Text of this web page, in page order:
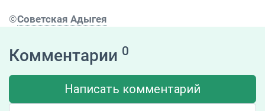
©Советская Адыгея
Комментарии 0
Написать комментарий